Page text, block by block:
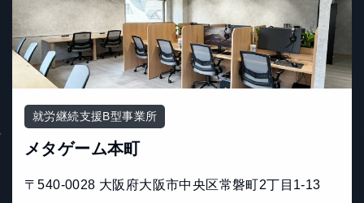
就労継続支援B型事業所
メタゲーム本町
〒540-0028 大阪府大阪市中央区常磐町2丁目1-13